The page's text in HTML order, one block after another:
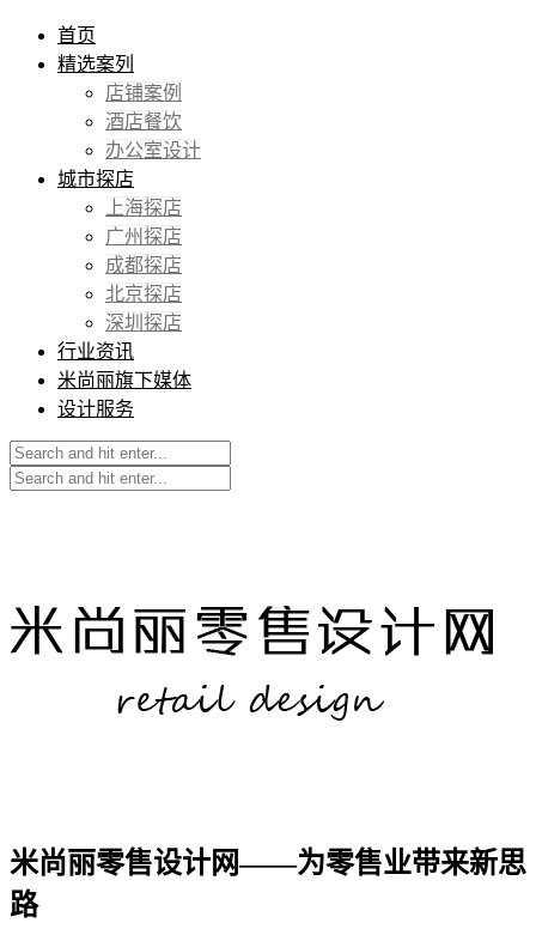
首页
精选案列
店铺案例
酒店餐饮
办公室设计
城市探店
上海探店
广州探店
成都探店
北京探店
深圳探店
行业资讯
米尚丽旗下媒体
设计服务
米尚丽零售设计网——为零售业带来新思
路